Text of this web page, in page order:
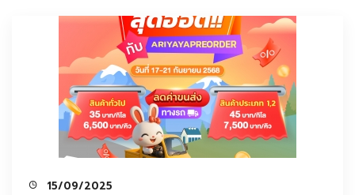
15/09/2025